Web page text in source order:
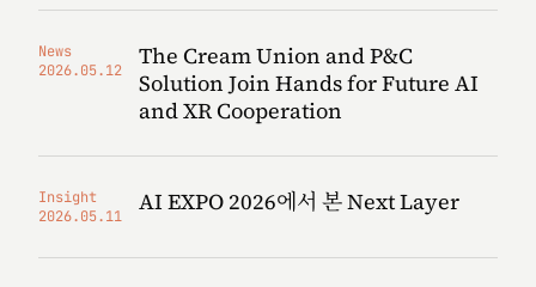
News
2026.05.12
The Cream Union and P&C
Solution Join Hands for Future AI
and XR Cooperation
Insight
2026.05.11
AI EXPO 2026에서 본 Next Layer